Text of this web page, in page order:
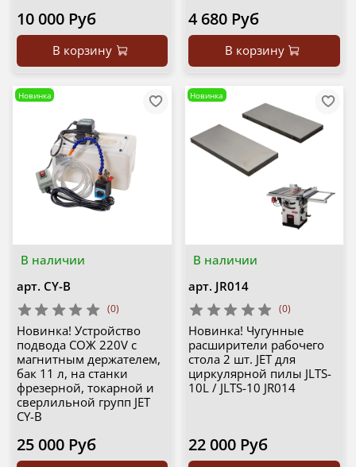
10 000 Руб
В корзину
4 680 Руб
В корзину
В наличии
Новинка
арт. CY-B
(0)
Новинка! Устройство
подвода СОЖ 220V с
магнитным держателем,
бак 11 л, на станки
фрезерной, токарной и
сверлильной групп JET
CY-B
25 000 Руб
В наличии
Новинка
арт. JR014
(0)
Новинка! Чугунные
расширители рабочего
стола 2 шт. JET для
циркулярной пилы JLTS-
10L / JLTS-10 JR014
22 000 Руб